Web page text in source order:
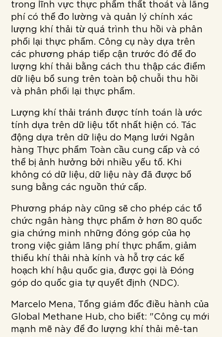
trong lĩnh vực thực phẩm thất thoát và lãng
phí có thể đo lường và quản lý chính xác
lượng khí thải từ quá trình thu hồi và phân
phối lại thực phẩm. Công cụ này dựa trên
các phương pháp tiếp cận trước đó để đo
lượng khí thải bằng cách thu thập các điểm
dữ liệu bổ sung trên toàn bộ chuỗi thu hồi
và phân phối lại thực phẩm.
Lượng khí thải tránh được tính toán là ước
tính dựa trên dữ liệu tốt nhất hiện có. Tác
động dựa trên dữ liệu do Mạng lưới Ngân
hàng Thực phẩm Toàn cầu cung cấp và có
thể bị ảnh hưởng bởi nhiều yếu tố. Khi
không có dữ liệu, dữ liệu này đã được bổ
sung bằng các nguồn thứ cấp.
Phương pháp này cũng sẽ cho phép các tổ
chức ngân hàng thực phẩm ở hơn 80 quốc
gia chứng minh những đóng góp của họ
trong việc giảm lãng phí thực phẩm, giảm
thiểu khí thải nhà kính và hỗ trợ các kế
hoạch khí hậu quốc gia, được gọi là Đóng
góp do quốc gia tự quyết định (NDC).
Marcelo Mena, Tổng giám đốc điều hành của
Global Methane Hub, cho biết: "Công cụ mới
mạnh mẽ này để đo lượng khí thải mê-tan